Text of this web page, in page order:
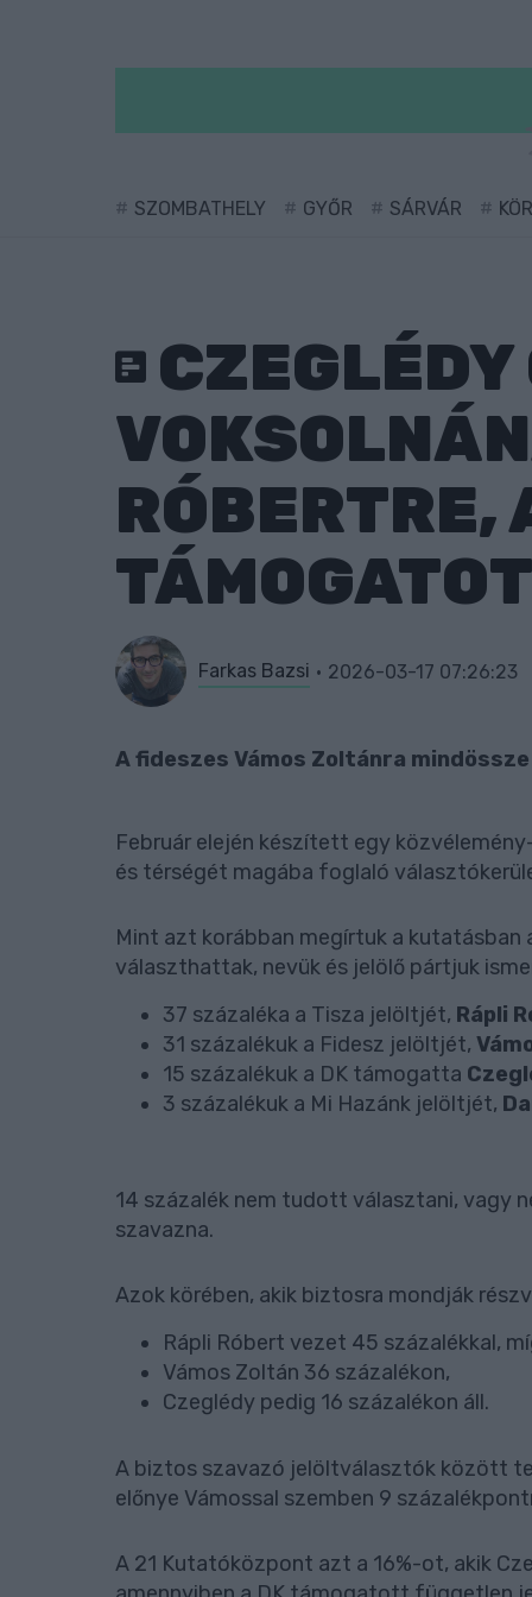
SZOMBATHELY GYŐR SÁRVÁR
RÓBERTRE,
Farkas Bazsi 2026-03-17 07:26:23
A fideszes Vámos Zoltánra
Február elején készített egy
és térségét magába foglaló
Mint azt korábban megírtuk a
választhattak, nevük és jelölő pártjuk
37 százaléka a Tisza jelöltjét, Rápli
31 százalékuk a Fidesz jelöltjét,
15 százalékuk a DK támogatta
3 százalékuk a Mi Hazánk jelöltjét,
14 százalék nem tudott választani, vagy
szavazna.
Azok körében, akik biztosra mondják
Rápli Róbert vezet 45 százalékkal,
Vámos Zoltán 36 százalékon,
Czeglédy pedig 16 százalékon áll.
A biztos szavazó jelöltválasztók között
előnye Vámossal szemben 9
A 21 Kutatóközpont azt a 16%-ot, akik